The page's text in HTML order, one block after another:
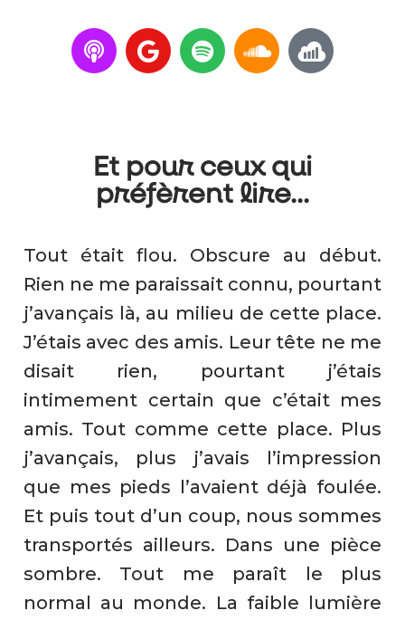
Et pour ceux qui
préfèrent lire...
Tout était flou. Obscure au début.
Rien ne me paraissait connu, pourtant
j’avançais là, au milieu de cette place.
J’étais avec des amis. Leur tête ne me
disait rien, pourtant j’étais
intimement certain que c’était mes
amis. Tout comme cette place. Plus
j’avançais, plus j’avais l’impression
que mes pieds l’avaient déjà foulée.
Et puis tout d’un coup, nous sommes
transportés ailleurs. Dans une pièce
sombre. Tout me paraît le plus
normal au monde. La faible lumière